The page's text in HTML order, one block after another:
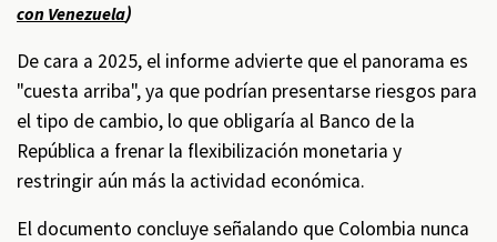
con Venezuela)
De cara a 2025, el informe advierte que el panorama es
"cuesta arriba", ya que podrían presentarse riesgos para
el tipo de cambio, lo que obligaría al Banco de la
República a frenar la flexibilización monetaria y
restringir aún más la actividad económica.
El documento concluye señalando que Colombia nunca